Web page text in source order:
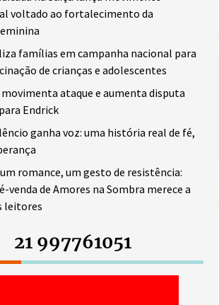
voltado ao fortalecimento da
famílias em campanha nacional para
de crianças e adolescentes
movimenta ataque e aumenta disputa
Endrick
ganha voz: uma história real de fé,
romance, um gesto de resistência:
venda de Amores na Sombra merece a
leitores
21 997761051